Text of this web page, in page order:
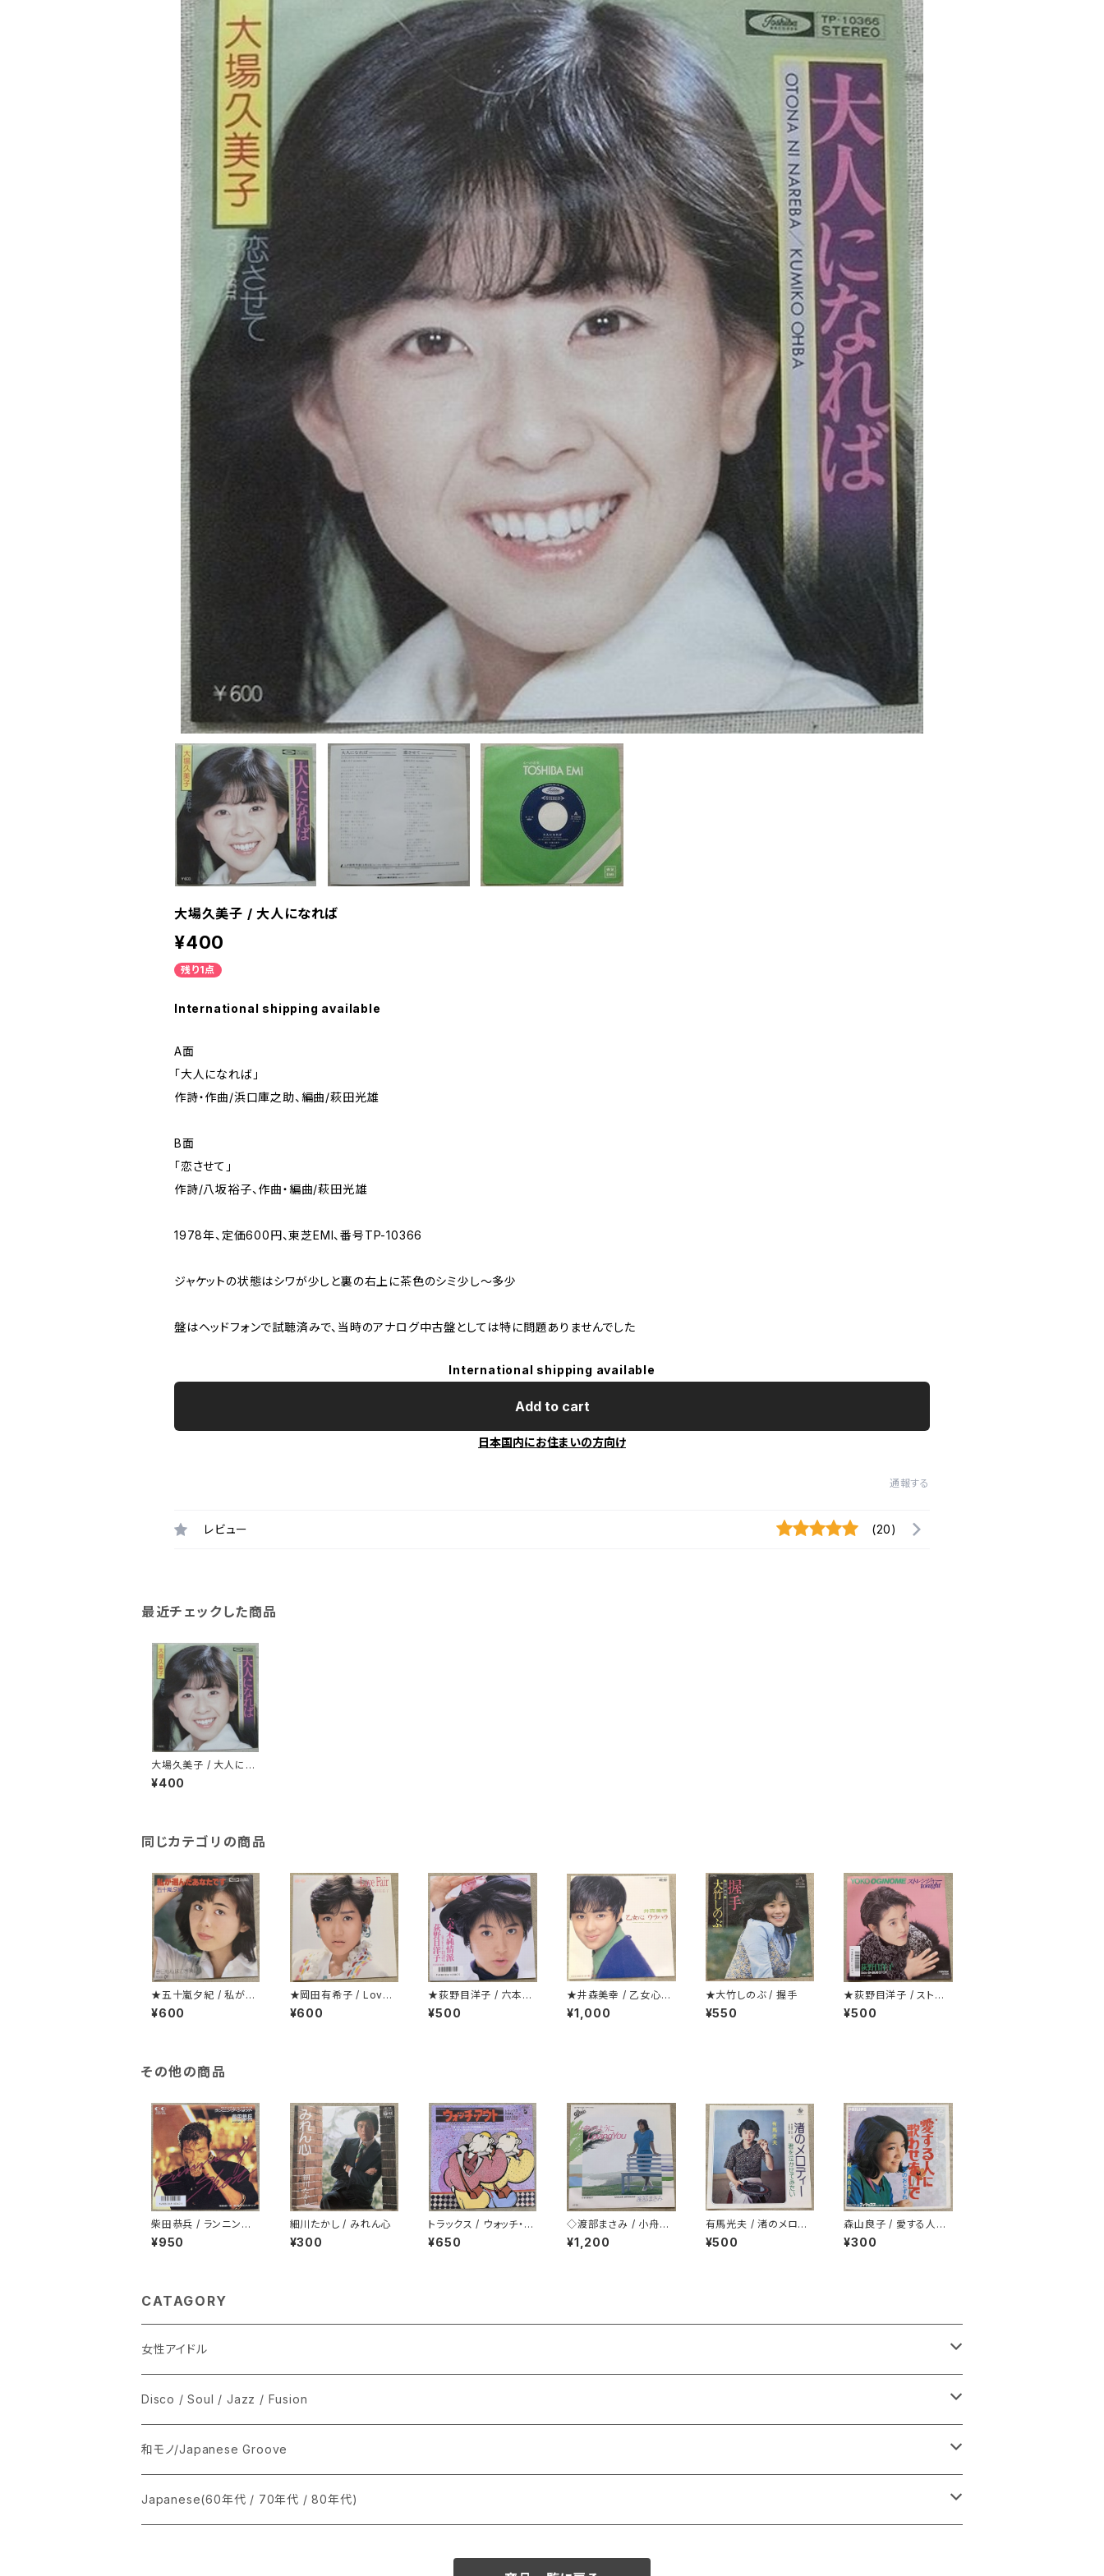
大場久美子 / 大人になれば
¥400
残り1点
International shipping available
A面
「大人になれば」
作詩・作曲/浜口庫之助、編曲/萩田光雄
B面
「恋させて」
作詩/八坂裕子、作曲・編曲/萩田光雄
1978年、定価600円、東芝EMI、番号TP-10366
ジャケットの状態はシワが少しと裏の右上に茶色のシミ少し～多少
盤はヘッドフォンで試聴済みで、当時のアナログ中古盤としては特に問題ありませんでした
International shipping available
Add to cart
日本国内にお住まいの方向け
通報する
レビュー (20)
最近チェックした商品
大場久美子 / 大人にな
れば
¥400
同じカテゴリの商品
★五十嵐夕紀 / 私が選
んだあなたです
¥600
★岡田有希子 / Love
Fair
¥600
★荻野目洋子 / 六本木
純情派
¥500
★井森美幸 / 乙女心ウ
ラハラ プロモ
¥1,000
★大竹しのぶ / 握手
¥550
★荻野目洋子 / ストレ
ンジャーtonight
¥500
その他の商品
柴田恭兵 / ランニング・
ショット
¥950
細川たかし / みれん心
¥300
トラックス / ウォッチ・ア
ウト
¥650
◇渡部まさみ / 小舟の
ように Loving You
¥1,200
有馬光夫 / 渚のメロデ
ィー
¥500
森山良子 / 愛する人に
歌わせないで
¥300
CATAGORY
女性アイドル
シングル盤
あ行
か行
LP
CD
Disco / Soul / Jazz / Fusion
シングル盤
A
12インチ・シングル
和モノ/Japanese Groove
シングル盤
Japanese(60年代 / 70年代 / 80年代)